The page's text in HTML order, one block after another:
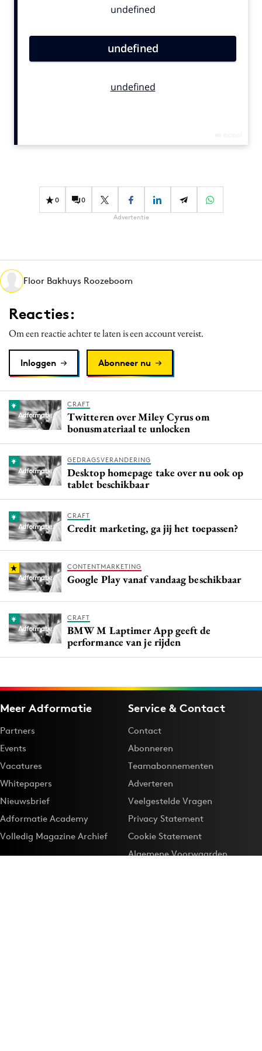
Contentmarketing
Effectiviteit
Gedragsverandering
Martech
Media
Merkstrategie
PR
Programmatic
Reputatie & crisis
0 0
Advertentie
Floor Bakhuys Roozeboom
Reacties:
Om een reactie achter te laten is een account vereist.
Inloggen Abonneer nu
CRAFT
Twitteren over Miley Cyrus om
bonusmateriaal te unlocken
GEDRAGSVERANDERING
Desktop homepage take over nu ook op
tablet beschikbaar
CRAFT
Credit marketing, ga jij het toepassen?
CONTENTMARKETING
Google Play vanaf vandaag beschikbaar
CRAFT
BMW M Laptimer App geeft de
performance van je rijden
Meer Adformatie
Partners
Events
Vacatures
Whitepapers
Nieuwsbrief
Adformatie Academy
Volledig Magazine Archief
Service & Contact
Contact
Abonneren
Teamabonnementen
Adverteren
Veelgestelde Vragen
Privacy Statement
Cookie Statement
Algemene Voorwaarden